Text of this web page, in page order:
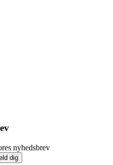
nyhedsbrev
dig